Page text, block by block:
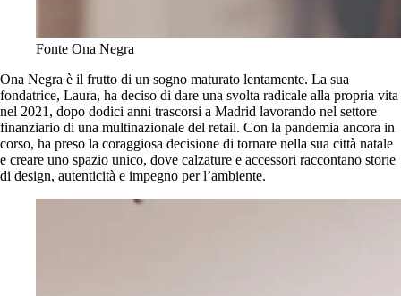
Fonte Ona Negra
Ona Negra è il frutto di un sogno maturato lentamente. La sua
fondatrice, Laura, ha deciso di dare una svolta radicale alla propria vita
nel 2021, dopo dodici anni trascorsi a Madrid lavorando nel settore
finanziario di una multinazionale del retail. Con la pandemia ancora in
corso, ha preso la coraggiosa decisione di tornare nella sua città natale
e creare uno spazio unico, dove calzature e accessori raccontano storie
di design, autenticità e impegno per l’ambiente.